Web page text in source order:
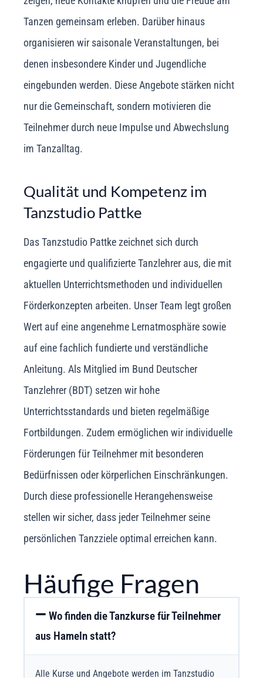
Tanzen gemeinsam erleben. Darüber hinaus
organisieren wir saisonale Veranstaltungen, bei
denen insbesondere Kinder und Jugendliche
eingebunden werden. Diese Angebote stärken nicht
nur die Gemeinschaft, sondern motivieren die
Teilnehmer durch neue Impulse und Abwechslung
im Tanzalltag.
Qualität und Kompetenz im
Tanzstudio Pattke
Das Tanzstudio Pattke zeichnet sich durch
engagierte und qualifizierte Tanzlehrer aus, die mit
aktuellen Unterrichtsmethoden und individuellen
Förderkonzepten arbeiten. Unser Team legt großen
Wert auf eine angenehme Lernatmosphäre sowie
auf eine fachlich fundierte und verständliche
Anleitung. Als Mitglied im Bund Deutscher
Tanzlehrer (BDT) setzen wir hohe
Unterrichtsstandards und bieten regelmäßige
Fortbildungen. Zudem ermöglichen wir individuelle
Förderungen für Teilnehmer mit besonderen
Bedürfnissen oder körperlichen Einschränkungen.
Durch diese professionelle Herangehensweise
stellen wir sicher, dass jeder Teilnehmer seine
persönlichen Tanzziele optimal erreichen kann.
Häufige Fragen
Wo finden die Tanzkurse für Teilnehmer
aus Hameln statt?
Alle Kurse und Angebote werden im Tanzstudio